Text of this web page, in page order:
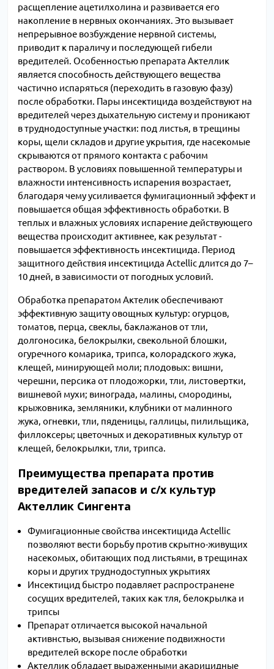
расщепление ацетилхолина и развивается его
накопление в нервных окончаниях. Это вызывает
непрерывное возбуждение нервной системы,
приводит к параличу и последующей гибели
вредителей. Особенностью препарата Актеллик
является способность действующего вещества
частично испаряться (переходить в газовую фазу)
после обработки. Пары инсектицида воздействуют на
вредителей через дыхательную систему и проникают
в труднодоступные участки: под листья, в трещины
коры, щели складов и другие укрытия, где насекомые
скрываются от прямого контакта с рабочим
раствором. В условиях повышенной температуры и
влажности интенсивность испарения возрастает,
благодаря чему усиливается фумигационный эффект и
повышается общая эффективность обработки. В
теплых и влажных условиях испарение действующего
вещества происходит активнее, как результат -
повышается эффективность инсектицида. Период
защитного действия инсектицида Actellic длится до 7–
10 дней, в зависимости от погодных условий.
Обработка препаратом Актелик обеспечивают
эффективную защиту овощных культур: огурцов,
томатов, перца, свеклы, баклажанов от тли,
долгоносика, белокрылки, свекольной блошки,
огуречного комарика, трипса, колорадского жука,
клещей, минирующей моли; плодовых: вишни,
черешни, персика от плодожорки, тли, листовертки,
вишневой мухи; винограда, малины, смородины,
крыжовника, земляники, клубники от малинного
жука, огневки, тли, пяденицы, галлицы, пилильщика,
филлоксеры; цветочных и декоративных культур от
клещей, белокрылки, тли, трипса.
Преимущества препарата против
вредителей запасов и с/х культур
Актеллик Сингента
Фумигационные свойства инсектицида Actellic
позволяют вести борьбу против скрытно-живущих
насекомых, обитающих под листьями, в трещинах
коры и других труднодоступных укрытиях
Инсектицид быстро подавляет распространене
сосущих вредителей, таких как тля, белокрылка и
трипсы
Препарат отличается высокой начальной
активнстью, вызывая снижение подвижности
вредителей вскоре после обработки
Актеллик обладает выраженными акарицидные